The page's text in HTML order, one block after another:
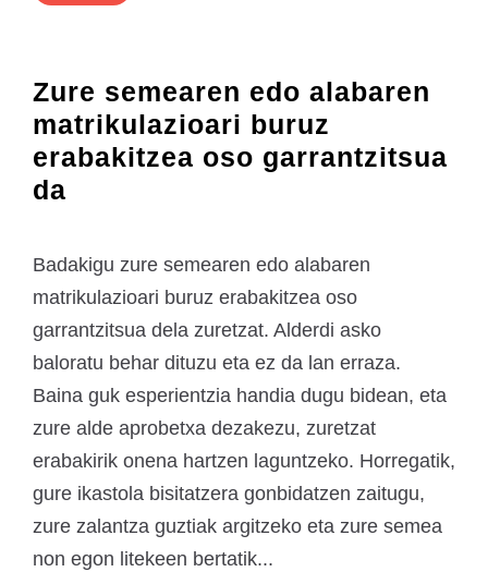
Zure semearen edo alabaren
matrikulazioari buruz
erabakitzea oso garrantzitsua
da
Badakigu zure semearen edo alabaren
matrikulazioari buruz erabakitzea oso
garrantzitsua dela zuretzat. Alderdi asko
baloratu behar dituzu eta ez da lan erraza.
Baina guk esperientzia handia dugu bidean, eta
zure alde aprobetxa dezakezu, zuretzat
erabakirik onena hartzen laguntzeko. Horregatik,
gure ikastola bisitatzera gonbidatzen zaitugu,
zure zalantza guztiak argitzeko eta zure semea
non egon litekeen bertatik...